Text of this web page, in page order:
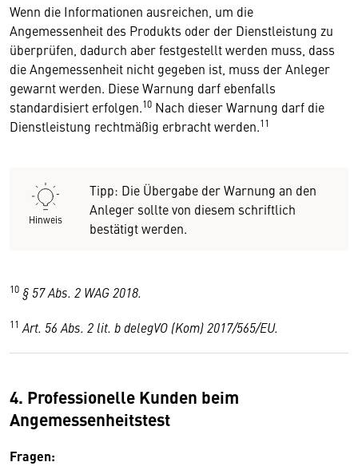
Wenn die Informationen ausreichen, um die
Angemessenheit des Produkts oder der Dienstleistung zu
überprüfen, dadurch aber festgestellt werden muss, dass
die Angemessenheit nicht gegeben ist, muss der Anleger
gewarnt werden. Diese Warnung darf ebenfalls
standardisiert erfolgen.10 Nach dieser Warnung darf die
Dienstleistung rechtmäßig erbracht werden.11
Hinweis
Tipp: Die Übergabe der Warnung an den
Anleger sollte von diesem schriftlich
bestätigt werden.
10 § 57 Abs. 2 WAG 2018.
11 Art. 56 Abs. 2 lit. b delegVO (Kom) 2017/565/EU.
4. Professionelle Kunden beim
Angemessenheitstest
Fragen: